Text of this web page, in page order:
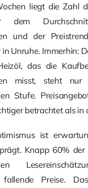
liegt die Zahl
und der
in Unruhe. Immerhin:
das die
misst, steht
Stufe.
betrachtet als in
ist
Knapp 60%
fallende Preise.